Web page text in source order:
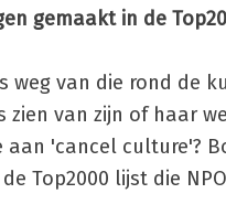
gemaakt in de
weg van die rond de
van zijn of haar
'cancel culture'?
Top2000 lijst die